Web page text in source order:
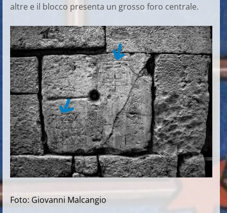
altre e il blocco presenta un grosso foro centrale.
Foto: Giovanni Malcangio